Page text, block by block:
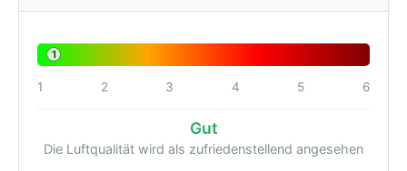
1
1 2 3 4 5 6
Gut
Die Luftqualität wird als zufriedenstellend angesehen